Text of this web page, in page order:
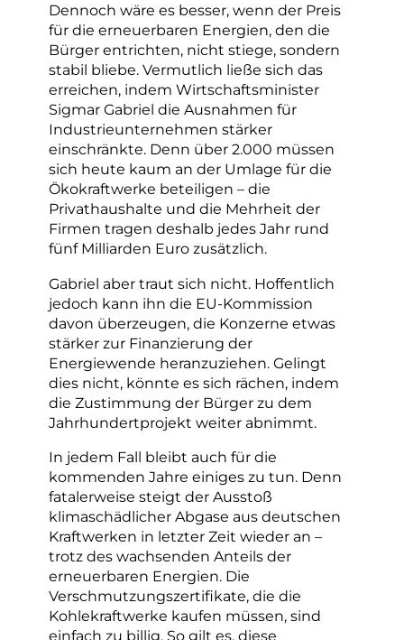
Dennoch wäre es besser, wenn der Preis
für die erneuerbaren Energien, den die
Bürger entrichten, nicht stiege, sondern
stabil bliebe. Vermutlich ließe sich das
erreichen, indem Wirtschaftsminister
Sigmar Gabriel die Ausnahmen für
Industrieunternehmen stärker
einschränkte. Denn über 2.000 müssen
sich heute kaum an der Umlage für die
Ökokraftwerke beteiligen – die
Privathaushalte und die Mehrheit der
Firmen tragen deshalb jedes Jahr rund
fünf Milliarden Euro zusätzlich.
Gabriel aber traut sich nicht. Hoffentlich
jedoch kann ihn die EU-Kommission
davon überzeugen, die Konzerne etwas
stärker zur Finanzierung der
Energiewende heranzuziehen. Gelingt
dies nicht, könnte es sich rächen, indem
die Zustimmung der Bürger zu dem
Jahrhundertprojekt weiter abnimmt.
In jedem Fall bleibt auch für die
kommenden Jahre einiges zu tun. Denn
fatalerweise steigt der Ausstoß
klimaschädlicher Abgase aus deutschen
Kraftwerken in letzter Zeit wieder an –
trotz des wachsenden Anteils der
erneuerbaren Energien. Die
Verschmutzungszertifikate, die die
Kohlekraftwerke kaufen müssen, sind
einfach zu billig. So gilt es, diese